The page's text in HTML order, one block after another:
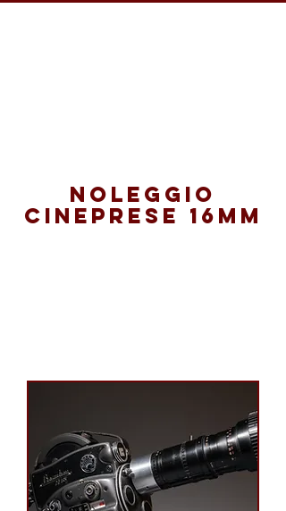
Noleggio
Cineprese 16mm